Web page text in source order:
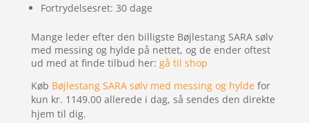
Fortrydelsesret: 30 dage
Mange leder efter den billigste Bøjlestang SARA sølv
med messing og hylde på nettet, og de ender oftest
ud med at finde tilbud her: gå til shop
Køb Bøjlestang SARA sølv med messing og hyldefor
kun kr. 1149.00 allerede i dag, så sendes den direkte
hjem til dig.